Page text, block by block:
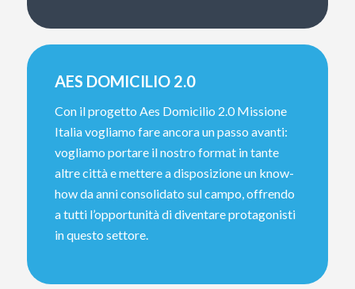
AES DOMICILIO 2.0
Con il progetto Aes Domicilio 2.0 Missione
Italia vogliamo fare ancora un passo avanti:
vogliamo portare il nostro format in tante
altre città e mettere a disposizione un know-
how da anni consolidato sul campo, offrendo
a tutti l’opportunità di diventare protagonisti
in questo settore.